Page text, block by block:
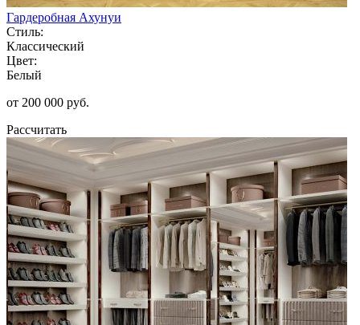
Гардеробная Ахунуи
Стиль:
Классический
Цвет:
Белый
от 200 000 руб.
Рассчитать